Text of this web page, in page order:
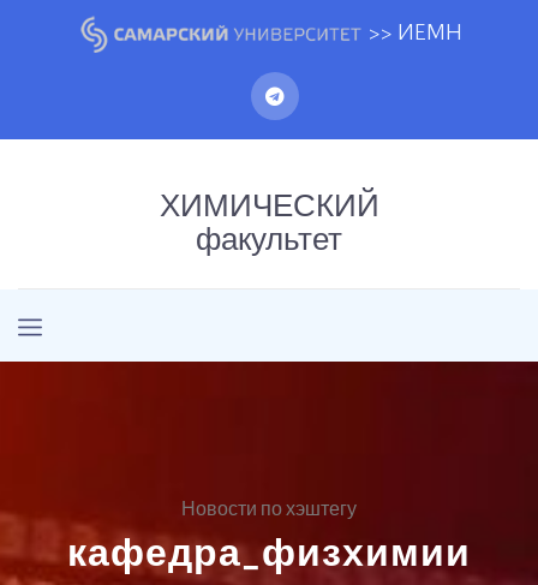
>> ИЕМН
ХИМИЧЕСКИЙ
факультет
Новости по хэштегу
кафедра_физхимии